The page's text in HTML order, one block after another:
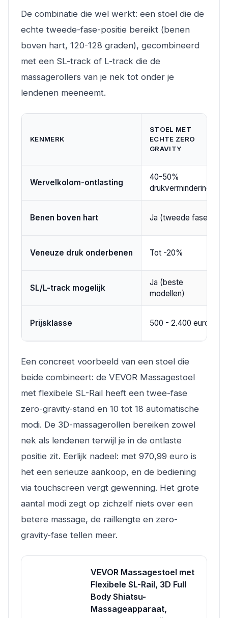
De combinatie die wel werkt: een stoel die de
echte tweede-fase-positie bereikt (benen
boven hart, 120-128 graden), gecombineerd
met een SL-track of L-track die de
massagerollers van je nek tot onder je
lendenen meeneemt.
KENMERK
STOEL MET
ECHTE ZERO
GRAVITY
Wervelkolom-ontlasting
40-50%
drukvermindering
Benen boven hart Ja (tweede fase)
Veneuze druk onderbenen Tot -20%
SL/L-track mogelijk
Ja (beste
modellen)
Prijsklasse 500 - 2.400 euro
Een concreet voorbeeld van een stoel die
beide combineert: de VEVOR Massagestoel
met flexibele SL-Rail heeft een twee-fase
zero-gravity-stand en 10 tot 18 automatische
modi. De 3D-massagerollen bereiken zowel
nek als lendenen terwijl je in de ontlaste
positie zit. Eerlijk nadeel: met 970,99 euro is
het een serieuze aankoop, en de bediening
via touchscreen vergt gewenning. Het grote
aantal modi zegt op zichzelf niets over een
betere massage, de raillengte en zero-
gravity-fase tellen meer.
VEVOR Massagestoel met
Flexibele SL-Rail, 3D Full
Body Shiatsu-
Massageapparaat,